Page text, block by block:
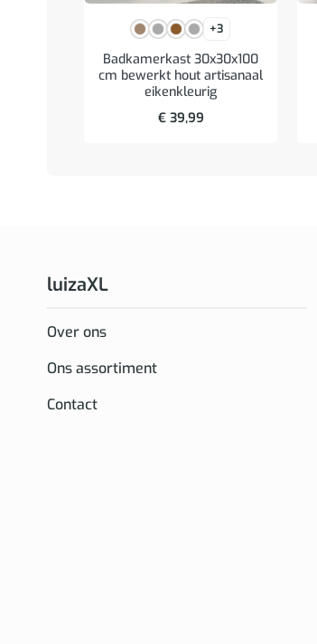
+3
Badkamerkast 30x30x100
cm bewerkt hout artisanaal
eikenkleurig
€39,99
luizaXL
Over ons
Ons assortiment
Contact